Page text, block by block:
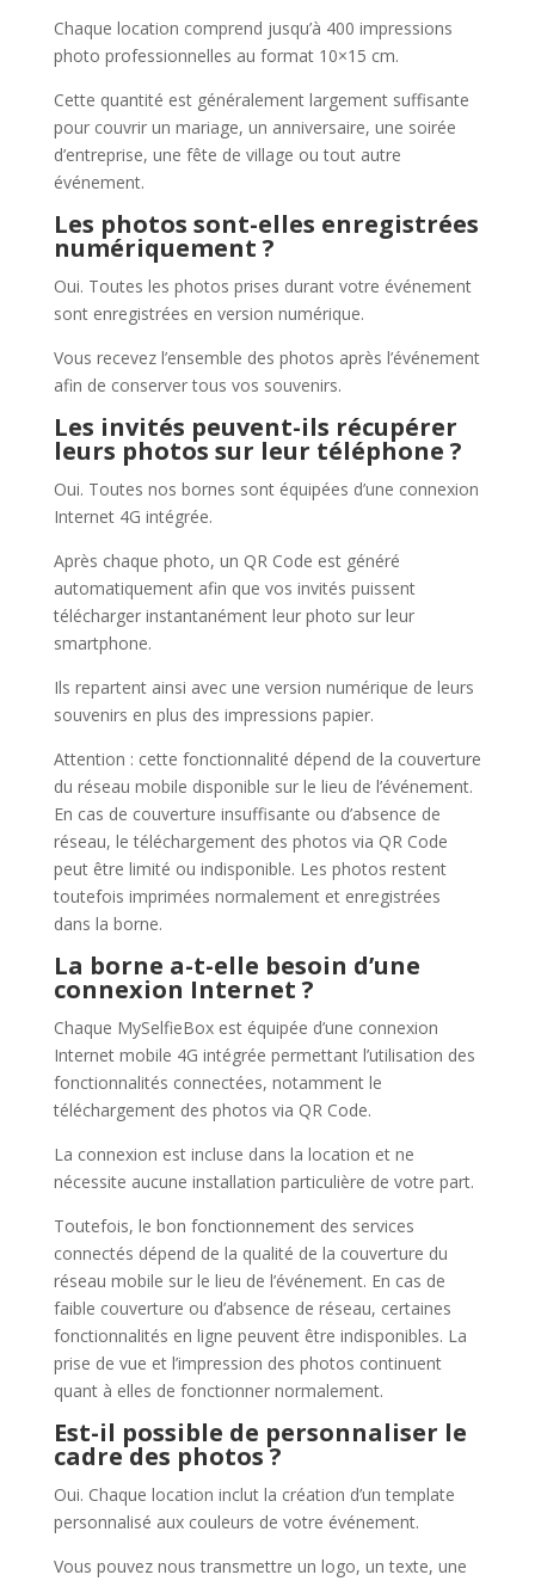
Chaque location comprend jusqu’à 400 impressions
photo professionnelles au format 10×15 cm.
Cette quantité est généralement largement suffisante
pour couvrir un mariage, un anniversaire, une soirée
d’entreprise, une fête de village ou tout autre
événement.
Les photos sont-elles enregistrées
numériquement ?
Oui. Toutes les photos prises durant votre événement
sont enregistrées en version numérique.
Vous recevez l’ensemble des photos après l’événement
afin de conserver tous vos souvenirs.
Les invités peuvent-ils récupérer
leurs photos sur leur téléphone ?
Oui. Toutes nos bornes sont équipées d’une connexion
Internet 4G intégrée.
Après chaque photo, un QR Code est généré
automatiquement afin que vos invités puissent
télécharger instantanément leur photo sur leur
smartphone.
Ils repartent ainsi avec une version numérique de leurs
souvenirs en plus des impressions papier.
Attention : cette fonctionnalité dépend de la couverture
du réseau mobile disponible sur le lieu de l’événement.
En cas de couverture insuffisante ou d’absence de
réseau, le téléchargement des photos via QR Code
peut être limité ou indisponible. Les photos restent
toutefois imprimées normalement et enregistrées
dans la borne.
La borne a-t-elle besoin d’une
connexion Internet ?
Chaque MySelfieBox est équipée d’une connexion
Internet mobile 4G intégrée permettant l’utilisation des
fonctionnalités connectées, notamment le
téléchargement des photos via QR Code.
La connexion est incluse dans la location et ne
nécessite aucune installation particulière de votre part.
Toutefois, le bon fonctionnement des services
connectés dépend de la qualité de la couverture du
réseau mobile sur le lieu de l’événement. En cas de
faible couverture ou d’absence de réseau, certaines
fonctionnalités en ligne peuvent être indisponibles. La
prise de vue et l’impression des photos continuent
quant à elles de fonctionner normalement.
Est-il possible de personnaliser le
cadre des photos ?
Oui. Chaque location inclut la création d’un template
personnalisé aux couleurs de votre événement.
Vous pouvez nous transmettre un logo, un texte, une